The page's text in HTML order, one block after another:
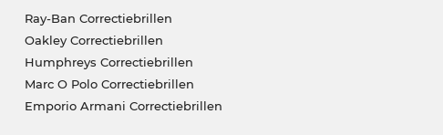
Ray-Ban Correctiebrillen
Oakley Correctiebrillen
Humphreys Correctiebrillen
Marc O Polo Correctiebrillen
Emporio Armani Correctiebrillen